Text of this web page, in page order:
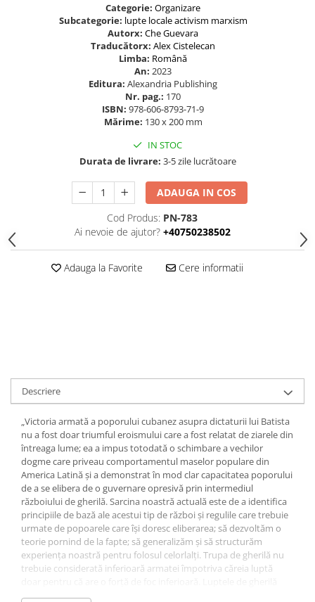
Categorie: Organizare
Subcategorie: lupte localeactivism marxism
Autorx: Che Guevara
Traducătorx: Alex Cistelecan
Limba: Română
An: 2023
Editura: Alexandria Publishing
Nr. pag.: 170
ISBN: 978-606-8793-71-9
Mărime: 130 x 200 mm
IN STOC
Durata de livrare: 3-5 zile lucrătoare
ADAUGA IN COS
Cod Produs: PN-783
Ai nevoie de ajutor? +40750238502
Adauga la Favorite Cere informatii
Descriere
„Victoria armată a poporului cubanez asupra dictaturii lui Batista
nu a fost doar triumful eroismului care a fost relatat de ziarele din
întreaga lume; ea a impus totodată o schimbare a vechilor
dogme care priveau comportamentul maselor populare din
America Latină și a demonstrat în mod clar capacitatea poporului
de a se elibera de o guvernare opresivă prin intermediul
războiului de gherilă. Sarcina noastră actuală este de a identifica
principiile de bază ale acestui tip de război și regulile care trebuie
urmate de popoarele care își doresc eliberarea; să dezvoltăm o
teorie pornind de la fapte; să generalizăm și să structurăm
experiența noastră pentru folosul celorlalți. Trupa de gherilă nu
trebuie considerată inferioară armatei împotriva căreia luptă